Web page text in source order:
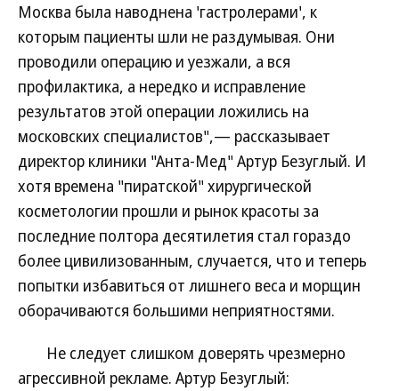
Москва была наводнена 'гастролерами', к
которым пациенты шли не раздумывая. Они
проводили операцию и уезжали, а вся
профилактика, а нередко и исправление
результатов этой операции ложились на
московских специалистов",— рассказывает
директор клиники "Анта-Мед" Артур Безуглый. И
хотя времена "пиратской" хирургической
косметологии прошли и рынок красоты за
последние полтора десятилетия стал гораздо
более цивилизованным, случается, что и теперь
попытки избавиться от лишнего веса и морщин
оборачиваются большими неприятностями.
Не следует слишком доверять чрезмерно
агрессивной рекламе. Артур Безуглый: